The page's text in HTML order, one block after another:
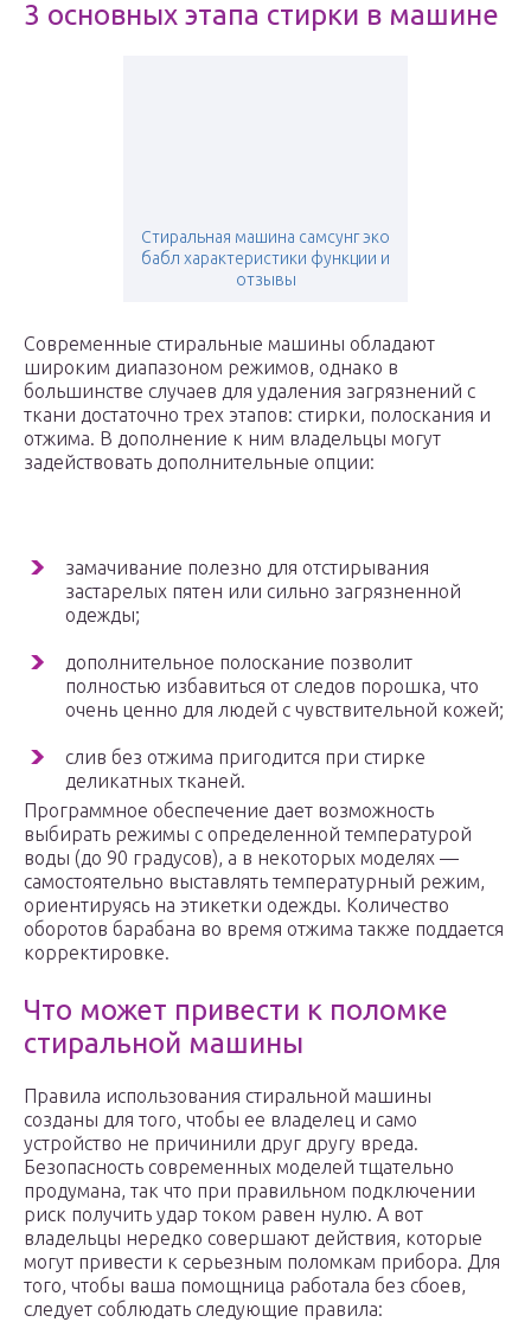
3 основных этапа стирки в машине
Стиральная машина самсунг эко
бабл характеристики функции и
отзывы
Современные стиральные машины обладают
широким диапазоном режимов, однако в
большинстве случаев для удаления загрязнений с
ткани достаточно трех этапов: стирки, полоскания и
отжима. В дополнение к ним владельцы могут
задействовать дополнительные опции:
замачивание полезно для отстирывания
застарелых пятен или сильно загрязненной
одежды;
дополнительное полоскание позволит
полностью избавиться от следов порошка, что
очень ценно для людей с чувствительной кожей;
слив без отжима пригодится при стирке
деликатных тканей.
Программное обеспечение дает возможность
выбирать режимы с определенной температурой
воды (до 90 градусов), а в некоторых моделях —
самостоятельно выставлять температурный режим,
ориентируясь на этикетки одежды. Количество
оборотов барабана во время отжима также поддается
корректировке.
Что может привести к поломке
стиральной машины
Правила использования стиральной машины
созданы для того, чтобы ее владелец и само
устройство не причинили друг другу вреда.
Безопасность современных моделей тщательно
продумана, так что при правильном подключении
риск получить удар током равен нулю. А вот
владельцы нередко совершают действия, которые
могут привести к серьезным поломкам прибора. Для
того, чтобы ваша помощница работала без сбоев,
следует соблюдать следующие правила: